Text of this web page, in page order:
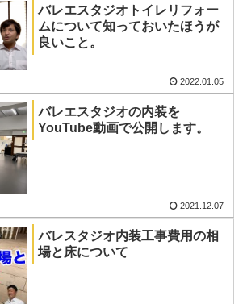
バレエスタジオトイレリフォー
ムについて知っておいたほうが
良いこと。
2022.01.05
バレエスタジオの内装を
YouTube動画で公開します。
2021.12.07
バレスタジオ内装工事費用の相
場と床について